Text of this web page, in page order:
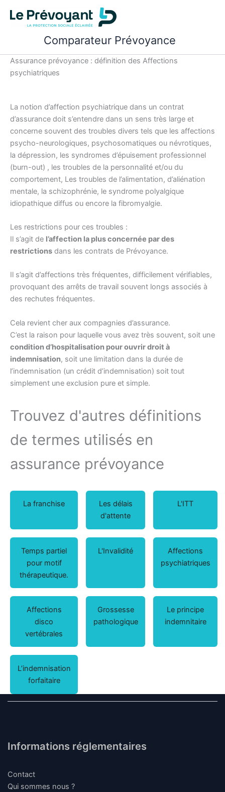
contenu
Comparateur Prévoyance
Assurance prévoyance : définition des Affections
psychiatriques
La notion d’affection psychiatrique dans un contrat
d’assurance doit s’entendre dans un sens très large et
concerne souvent des troubles divers tels que les affections
psycho-neurologiques, psychosomatiques ou névrotiques,
la dépression, les syndromes d’épuisement professionnel
(burn-out) , les troubles de la personnalité et/ou du
comportement, Les troubles de l’alimentation, d’aliénation
mentale, la schizophrénie, le syndrome polyalgique
idiopathique diffus ou encore la fibromyalgie.
Les restrictions pour ces troubles :
Il s’agit de l’affection la plus concernée par des
restrictions dans les contrats de Prévoyance.
Il s’agit d’affections très fréquentes, difficilement vérifiables,
provoquant des arrêts de travail souvent longs associés à
des rechutes fréquentes.
Cela revient cher aux compagnies d’assurance.
C’est la raison pour laquelle vous avez très souvent, soit une
condition d’hospitalisation pour ouvrir droit à
indemnisation, soit une limitation dans la durée de
l’indemnisation (un crédit d’indemnisation) soit tout
simplement une exclusion pure et simple.
Trouvez d'autres définitions
de termes utilisés en
assurance prévoyance
La franchise
Les délais
d'attente
L'ITT
Temps partiel
pour motif
thérapeutique.
L'Invalidité
Affections
psychiatriques
Affections
disco
vertébrales
Grossesse
pathologique
Le principe
indemnitaire
L’indemnisation
forfaitaire
Informations réglementaires
Contact
Qui sommes nous ?